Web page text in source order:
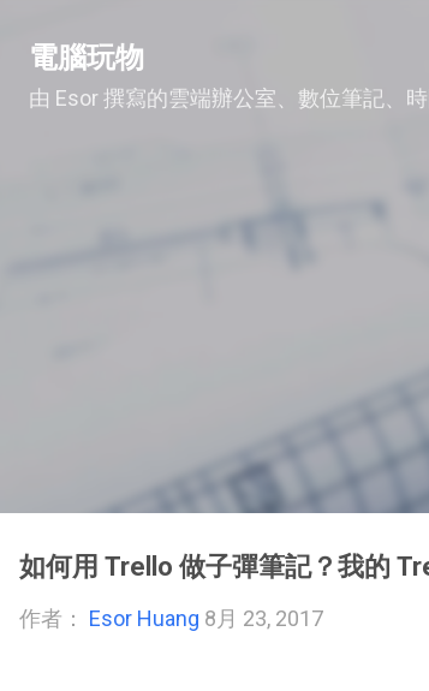
電腦玩物
由 Esor 撰寫的雲端辦公室、數位筆記、
如何用 Trello 做子彈筆記？我的
作者： Esor Huang 8月 23, 2017